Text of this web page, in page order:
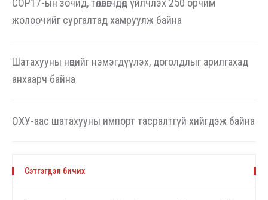
COP17-ын зочид, төлөөлөгчдөд үйлчлэх 250 орчим
жолоочийг сургалтад хамруулж байна
Шатахууны нөөцийг нэмэгдүүлэх, доголдлыг арилгахад
анхаарч байна
ОХУ-аас шатахууны импорт тасралтгүй хийгдэж байна
Сэтгэгдэл бичих